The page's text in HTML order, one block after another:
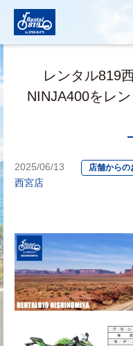
レンタル819
NINJA400をレ
2025/06/13 店舗からの
西宮店